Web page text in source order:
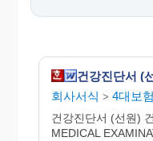
건강진단서 (
회사서식 > 4대보험
건강진단서 (선원)
MEDICAL